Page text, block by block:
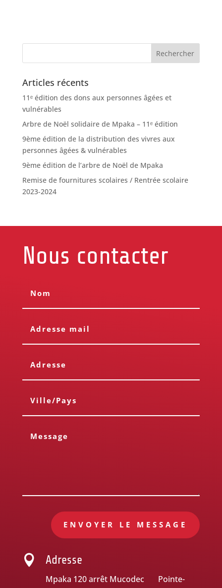
Articles récents
11ᵉ édition des dons aux personnes âgées et
vulnérables
Arbre de Noël solidaire de Mpaka – 11ᵉ édition
9ème édition de la distribution des vivres aux
personnes âgées & vulnérables
9ème édition de l’arbre de Noël de Mpaka
Remise de fournitures scolaires / Rentrée scolaire
2023-2024
Nous contacter
ENVOYER LE MESSAGE
 Adresse
Mpaka 120 arrêt Mucodec Pointe-